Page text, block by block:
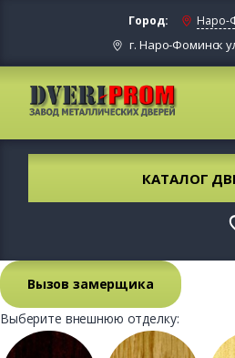
Город: Наро-
г. Наро-Фоминск
КАТАЛОГ
Вызов замерщика
Выберите внешнюю отделку: